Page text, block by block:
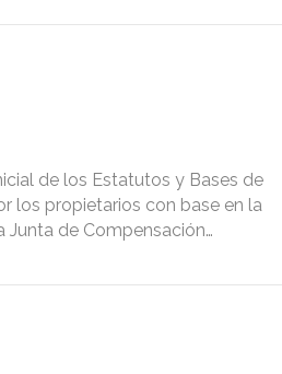
de los Estatutos y Bases de
los propietarios con base en la
de Compensación…